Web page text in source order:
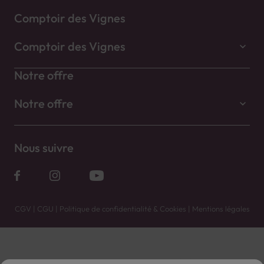
Comptoir des Vignes
Comptoir des Vignes
Notre offre
Notre offre
Nous suivre
CGV | CGU | Politique de confidentialité & Cookies | Mentions légales
Vente uniquement en caves. Contactez votre caviste pour plus de renseignements.